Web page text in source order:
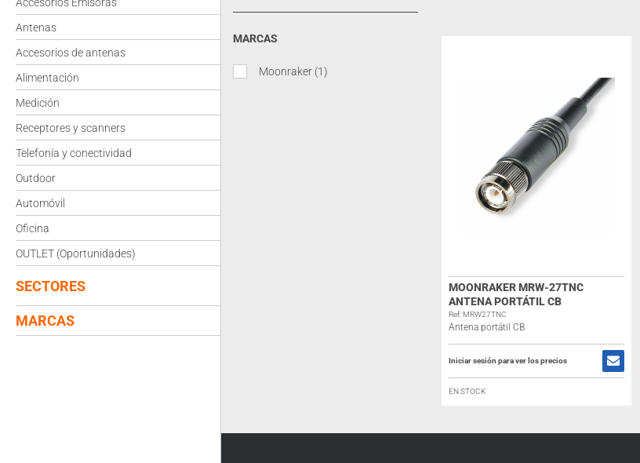
Antenas
Accesorios de antenas
Alimentación
Medición
Receptores y scanners
Telefonía y conectividad
Outdoor
Automóvil
Oficina
OUTLET (Oportunidades)
SECTORES
MARCAS
MARCAS
Moonraker (1)
MOONRAKER MRW-27TNC
ANTENA PORTÁTIL CB
Ref: MRW27TNC
Antena portátil CB
Iniciar sesión para ver los precios
EN STOCK